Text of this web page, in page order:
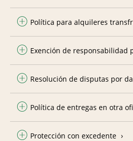
Política para alquileres
Exención de responsabilidad
Resolución de disputas por
Política de entregas en otra
Protección con excedente